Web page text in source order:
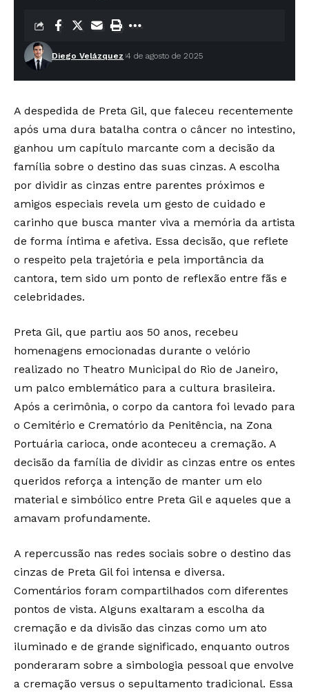
Diego Velázquez 4 de agosto de 2025
A despedida de Preta Gil, que faleceu recentemente
após uma dura batalha contra o câncer no intestino,
ganhou um capítulo marcante com a decisão da
família sobre o destino das suas cinzas. A escolha
por dividir as cinzas entre parentes próximos e
amigos especiais revela um gesto de cuidado e
carinho que busca manter viva a memória da artista
de forma íntima e afetiva. Essa decisão, que reflete
o respeito pela trajetória e pela importância da
cantora, tem sido um ponto de reflexão entre fãs e
celebridades.
Preta Gil, que partiu aos 50 anos, recebeu
homenagens emocionadas durante o velório
realizado no Theatro Municipal do Rio de Janeiro,
um palco emblemático para a cultura brasileira.
Após a cerimônia, o corpo da cantora foi levado para
o Cemitério e Crematório da Penitência, na Zona
Portuária carioca, onde aconteceu a cremação. A
decisão da família de dividir as cinzas entre os entes
queridos reforça a intenção de manter um elo
material e simbólico entre Preta Gil e aqueles que a
amavam profundamente.
A repercussão nas redes sociais sobre o destino das
cinzas de Preta Gil foi intensa e diversa.
Comentários foram compartilhados com diferentes
pontos de vista. Alguns exaltaram a escolha da
cremação e da divisão das cinzas como um ato
iluminado e de grande significado, enquanto outros
ponderaram sobre a simbologia pessoal que envolve
a cremação versus o sepultamento tradicional. Essa